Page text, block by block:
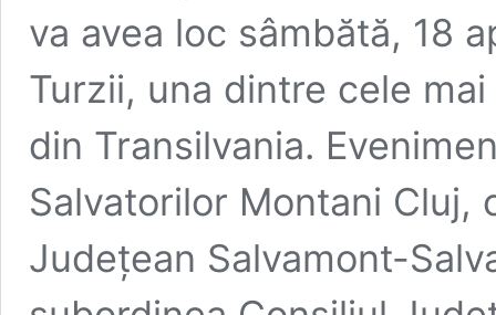
va avea loc sâmbătă, 18
Turzii, una dintre cele
din Transilvania.
Salvatorilor Montani Cluj,
Județean Salvamont-